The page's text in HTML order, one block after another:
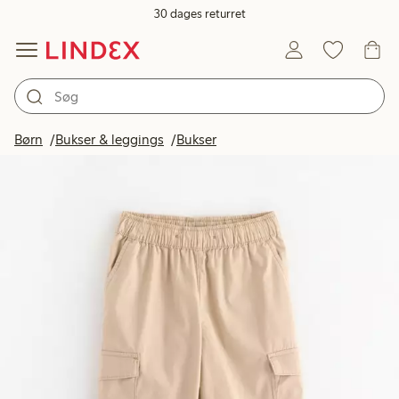
30 dages returret
Børn Bukser & leggings Bukser